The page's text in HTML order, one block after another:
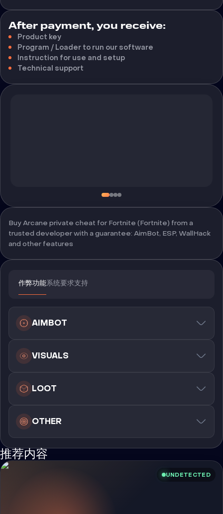
After payment, you receive:
Product key
Program / Loader to run our software
Instruction for use and setup
Technical support
Buy Arcane private cheat for Fortnite (Fortnite) from a
trusted developer with a guarantee: AimBot, ESP, WallHack
and other features
作弊功能系统要求支持
AIMBOT
VISUALS
LOOT
OTHER
推荐内容
UNDETECTED